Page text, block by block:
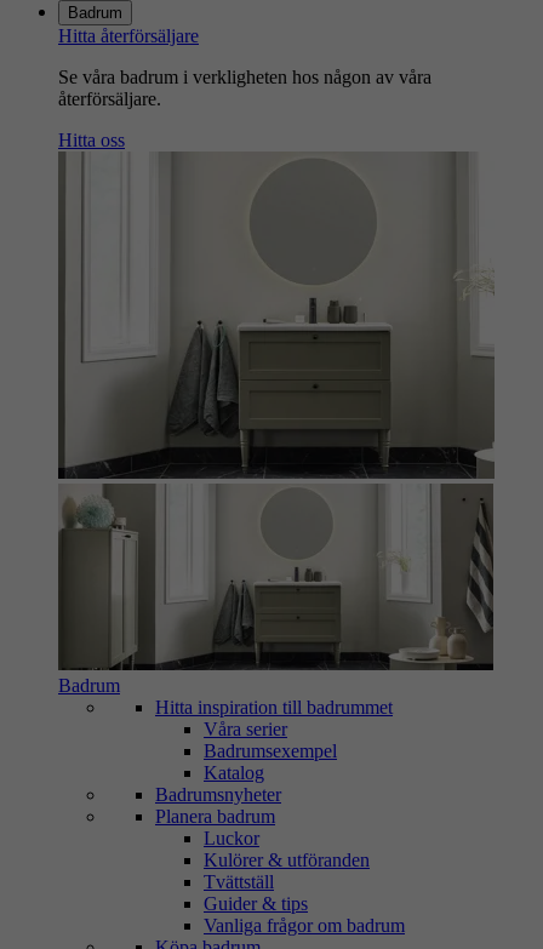
Badrum
Hitta återförsäljare
Se våra badrum i verkligheten hos någon av våra
återförsäljare.
Hitta oss
Badrum
Hitta inspiration till badrummet
Våra serier
Badrumsexempel
Katalog
Badrumsnyheter
Planera badrum
Luckor
Kulörer & utföranden
Tvättställ
Guider & tips
Vanliga frågor om badrum